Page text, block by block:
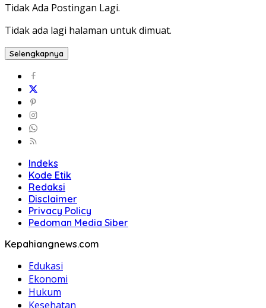
Tidak Ada Postingan Lagi.
Tidak ada lagi halaman untuk dimuat.
Selengkapnya
Indeks
Kode Etik
Redaksi
Disclaimer
Privacy Policy
Pedoman Media Siber
Kepahiangnews.com
Edukasi
Ekonomi
Hukum
Kesehatan